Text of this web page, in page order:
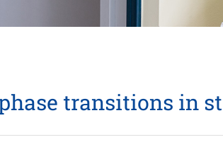
transitions in